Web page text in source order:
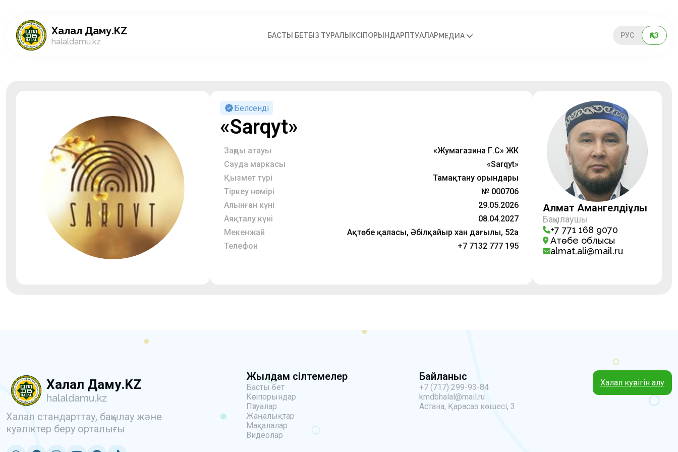
Халал Даму.KZ
halaldamu.kz
БАСТЫ БЕТБІЗ ТУРАЛЫ КӘСІПОРЫНДАРПӘТУАЛАРМЕДИА РУС ҚАЗ
Белсенді
«Sarqyt»
Заңды атауы
«Жумагазина Г.С» ЖК
Сауда маркасы
«Sarqyt»
Қызмет түрі
Тамақтану орындары
Тіркеу нөмірі
№ 000706
Алынған күні
29.05.2026
Аяқталу күні
08.04.2027
Мекенжай
Ақтөбе қаласы, Әбілқайыр хан даңғылы, 52а
Телефон
+7 7132 777 195
Алмат Амангелдіұлы
Бақылаушы
+7 771 168 9070
Ақтөбе облысы
almat.ali@mail.ru
Халал Даму.KZ
halaldamu.kz
Халал стандарттау, бақылау және
куәліктер беру орталығы
Жылдам сілтемелер
Басты бет
Кәсіпорындар
Пәтуалар
Жаңалықтар
Мақалалар
Видеолар
Байланыс
+7 (717) 299-93-84
kmdbhalal@mail.ru
Астана, Қарасаз көшесі, 3
Халал куәлігін алу